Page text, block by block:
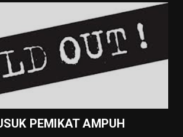
Agustus 01, 2026
GALLERY MUSTIKA
KHODAM SURO
Agustus 01, 2026
GALLERY MUSTIKA
MANTRA CINTA
PEMIKAT AMPUH